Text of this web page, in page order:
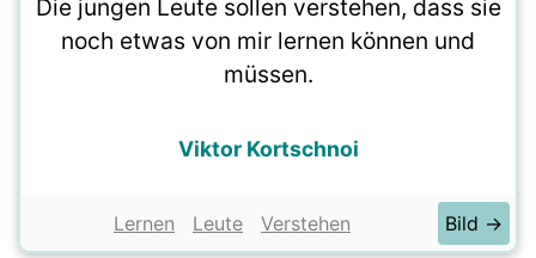
Die jungen Leute sollen verstehen, dass sie
noch etwas von mir lernen können und
müssen.
Viktor Kortschnoi
Lernen Leute Verstehen Bild →